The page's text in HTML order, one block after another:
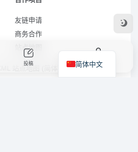
友链申请
商务合作
站点地图
XML 站点地图 (简体)
投稿 我的
简体中文